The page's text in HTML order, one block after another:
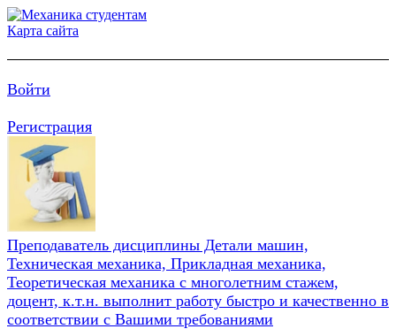
Карта сайта
Войти
Регистрация
Преподаватель дисциплины Детали машин,
Техническая механика, Прикладная механика,
Теоретическая механика с многолетним стажем,
доцент, к.т.н. выполнит работу быстро и качественно в
соответствии с Вашими требованиями